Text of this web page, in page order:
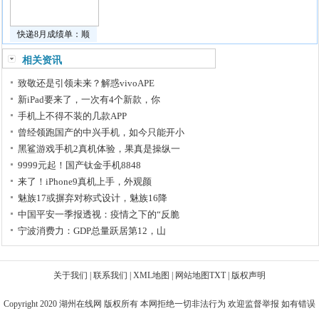
快递8月成绩单：顺
相关资讯
致敬还是引领未来？解惑vivoAPE
新iPad要来了，一次有4个新款，你
手机上不得不装的几款APP
曾经领跑国产的中兴手机，如今只能开小
黑鲨游戏手机2真机体验，果真是操纵一
9999元起！国产钛金手机8848
来了！iPhone9真机上手，外观颜
魅族17或摒弃对称式设计，魅族16降
中国平安一季报透视：疫情之下的“反脆
宁波消费力：GDP总量跃居第12，山
关于我们 联系我们 XML地图 网站地图TXT| 版权声明
Copyright 2020 湖州在线网 版权所有 本网拒绝一切非法行为 欢迎监督举报 如有错误